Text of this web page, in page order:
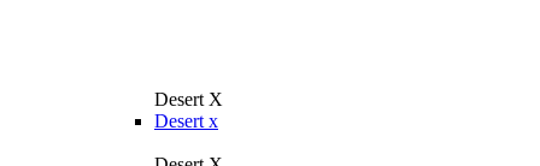
Desert X
Desert x